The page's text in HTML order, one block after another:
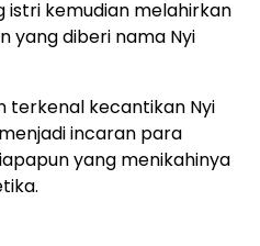
istri kemudian melahirkan
yang diberi nama Nyi
terkenal kecantikan Nyi
incaran para
yang menikahinya